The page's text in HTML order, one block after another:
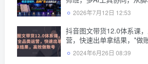
影级短片、品牌广告全流
幕）
2026年7月12日 12:53
抖音图文带货12.0体系课
营，快速出单拿结果，*做
2024年6月26日 08:39